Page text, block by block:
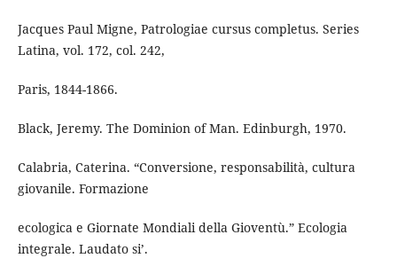
Jacques Paul Migne, Patrologiae cursus completus. Series
Latina, vol. 172, col. 242,
Paris, 1844-1866.
Black, Jeremy. The Dominion of Man. Edinburgh, 1970.
Calabria, Caterina. “Conversione, responsabilità, cultura
giovanile. Formazione
ecologica e Giornate Mondiali della Gioventù.” Ecologia
integrale. Laudato si’.